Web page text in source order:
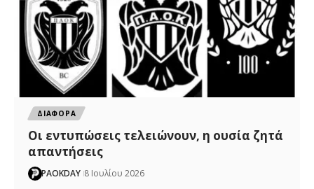
ΔΙΑΦΟΡΑ
Οι εντυπώσεις τελειώνουν, η ουσία ζητά
απαντήσεις
PAOKDAY 8 Ιουλίου 2026